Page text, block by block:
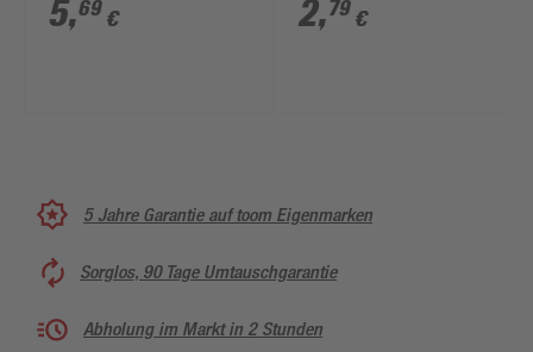
5,69 € 2,79 €
5 Jahre Garantie auf toom Eigenmarken
Sorglos, 90 Tage Umtauschgarantie
Abholung im Markt in 2 Stunden